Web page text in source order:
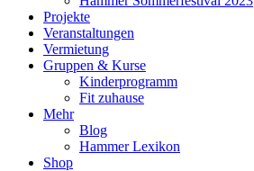
Projekte
Veranstaltungen
Vermietung
Gruppen & Kurse
Kinderprogramm
Fit zuhause
Mehr
Blog
Hammer Lexikon
Shop